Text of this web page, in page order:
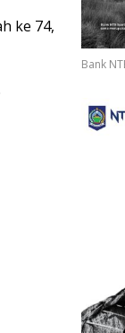
ke 74,
Bank